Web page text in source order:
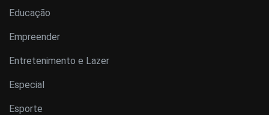
Educação
Empreender
Entretenimento e Lazer
Especial
Esporte